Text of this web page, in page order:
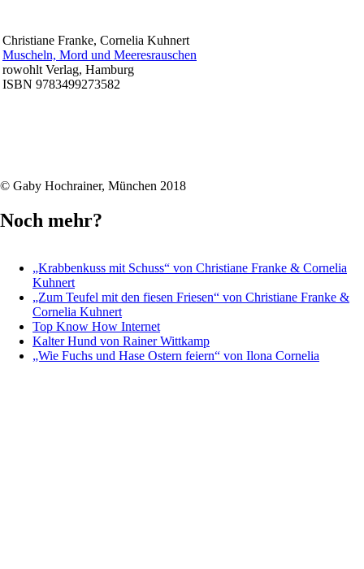
Christiane Franke, Cornelia Kuhnert
Muscheln, Mord und Meeresrauschen
rowohlt Verlag, Hamburg
ISBN 9783499273582
© Gaby Hochrainer, München 2018
Noch mehr?
„Krabbenkuss mit Schuss“ von Christiane Franke & Cornelia
Kuhnert
„Zum Teufel mit den fiesen Friesen“ von Christiane Franke &
Cornelia Kuhnert
Top Know How Internet
Kalter Hund von Rainer Wittkamp
„Wie Fuchs und Hase Ostern feiern“ von Ilona Cornelia